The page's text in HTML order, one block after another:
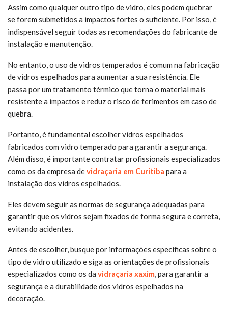
Assim como qualquer outro tipo de vidro, eles podem quebrar
se forem submetidos a impactos fortes o suficiente. Por isso, é
indispensável seguir todas as recomendações do fabricante de
instalação e manutenção.
No entanto, o uso de vidros temperados é comum na fabricação
de vidros espelhados para aumentar a sua resistência. Ele
passa por um tratamento térmico que torna o material mais
resistente a impactos e reduz o risco de ferimentos em caso de
quebra.
Portanto, é fundamental escolher vidros espelhados
fabricados com vidro temperado para garantir a segurança.
Além disso, é importante contratar profissionais especializados
como os da empresa devidraçaria em Curitiba para a
instalação dos vidros espelhados.
Eles devem seguir as normas de segurança adequadas para
garantir que os vidros sejam fixados de forma segura e correta,
evitando acidentes.
Antes de escolher, busque por informações específicas sobre o
tipo de vidro utilizado e siga as orientações de profissionais
especializados como os da vidraçaria xaxim, para garantir a
segurança e a durabilidade dos vidros espelhados na
decoração.